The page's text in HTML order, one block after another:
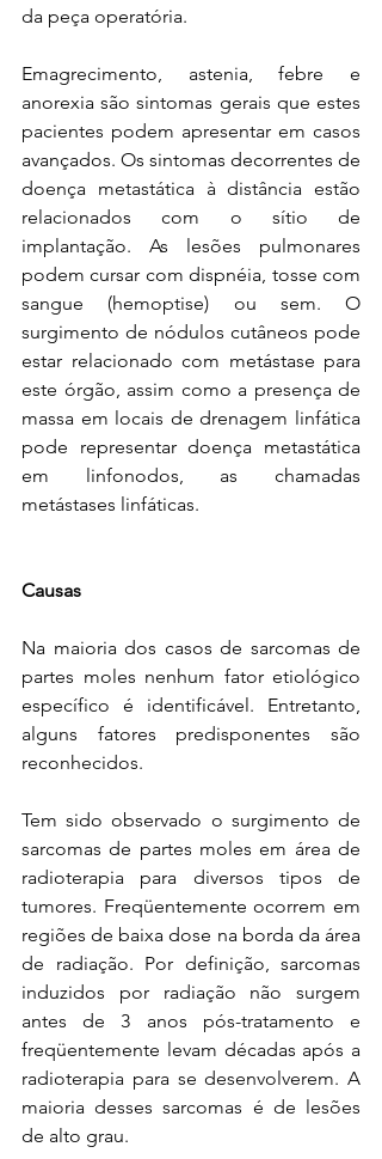
da peça operatória.
Emagrecimento, astenia, febre e
anorexia são sintomas gerais que estes
pacientes podem apresentar em casos
avançados. Os sintomas decorrentes de
doença metastática à distância estão
relacionados com o sítio de
implantação. As lesões pulmonares
podem cursar com dispnéia, tosse com
sangue (hemoptise) ou sem. O
surgimento de nódulos cutâneos pode
estar relacionado com metástase para
este órgão, assim como a presença de
massa em locais de drenagem linfática
pode representar doença metastática
em linfonodos, as chamadas
metástases linfáticas.
Causas
Na maioria dos casos de sarcomas de
partes moles nenhum fator etiológico
específico é identificável. Entretanto,
alguns fatores predisponentes são
reconhecidos.
Tem sido observado o surgimento de
sarcomas de partes moles em área de
radioterapia para diversos tipos de
tumores. Freqüentemente ocorrem em
regiões de baixa dose na borda da área
de radiação. Por definição, sarcomas
induzidos por radiação não surgem
antes de 3 anos pós-tratamento e
freqüentemente levam décadas após a
radioterapia para se desenvolverem. A
maioria desses sarcomas é de lesões
de alto grau.